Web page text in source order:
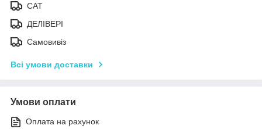
САТ
ДЕЛІВЕРІ
Самовивіз
Всі умови доставки
Умови оплати
Оплата на рахунок